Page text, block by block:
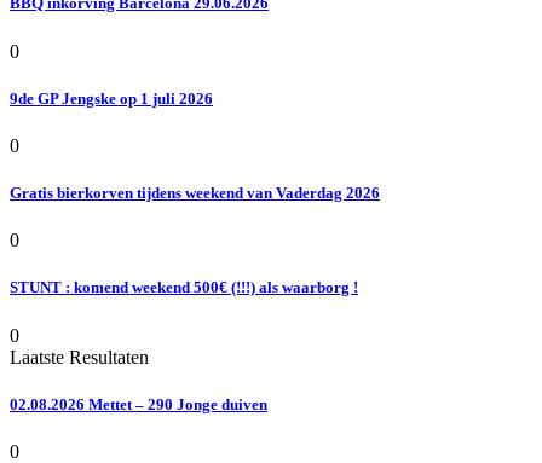
0
9de GP Jengske op 1 juli 2026
0
Gratis bierkorven tijdens weekend van Vaderdag 2026
0
STUNT : komend weekend 500€ (!!!) als waarborg !
0
Laatste Resultaten
02.08.2026 Mettet – 290 Jonge duiven
0